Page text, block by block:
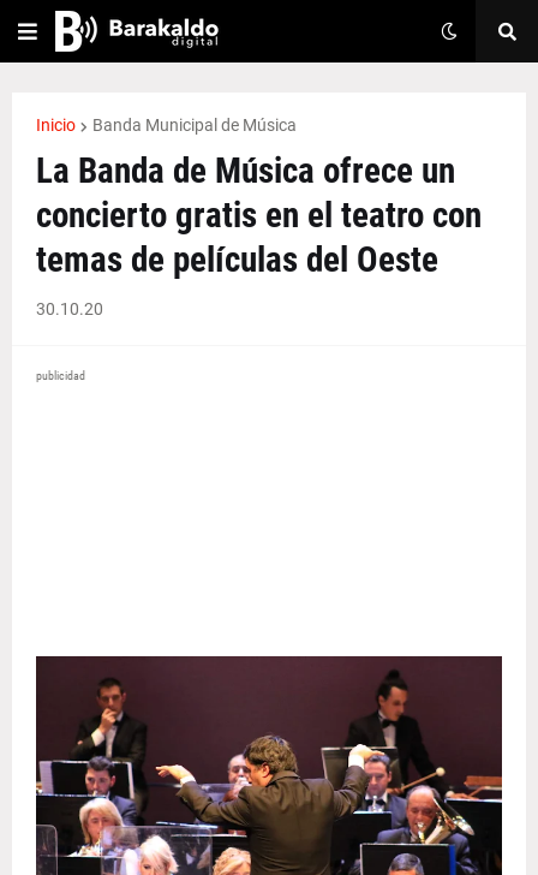
Inicio Banda Municipal de Música
La Banda de Música ofrece un
concierto gratis en el teatro con
temas de películas del Oeste
30.10.20
publicidad